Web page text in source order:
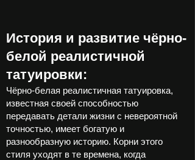
История и развитие чёрно-
белой реалистичной
татуировки:
Чёрно-белая реалистичная татуировка,
известная своей способностью
передавать детали жизни с невероятной
точностью, имеет богатую и
разнообразную историю. Корни этого
стиля уходят в те времена, когда